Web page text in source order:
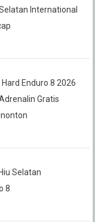
International
Enduro 8 2026
Gratis
Selatan
8